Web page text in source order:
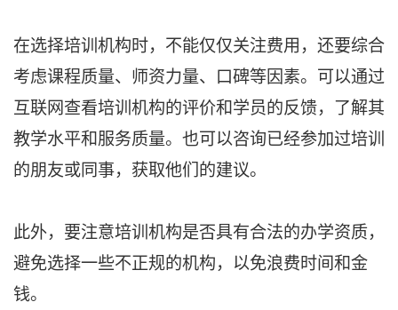
在选择培训机构时，不能仅仅关注费用，还要综合
考虑课程质量、师资力量、口碑等因素。可以通过
互联网查看培训机构的评价和学员的反馈，了解其
教学水平和服务质量。也可以咨询已经参加过培训
的朋友或同事，获取他们的建议。
此外，要注意培训机构是否具有合法的办学资质，
避免选择一些不正规的机构，以免浪费时间和金
钱。